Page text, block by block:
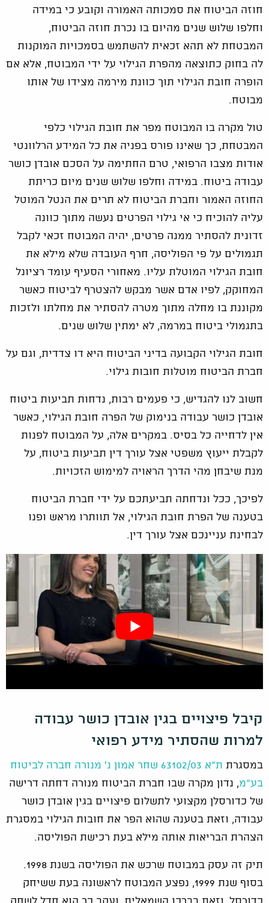
חוזה הביטוח את סמכותה האמורה וקובע כי במידה
וחלפו שלוש שנים מהיום בו נכרת חוזה הביטוח,
המבטחת לא תהא זכאית להשתמש בסמכויות המוקנות
לה בחוק כתוצאה מהפרת הגילוי על ידי המבוטח, אלא אם
הופרה חובת הגילוי תוך כוונת מירמה מצידו של אותו
מבוטח.
טול מקרה בו המבוטח מפר את חובת הגילוי כלפי
המבטחת, כך שאינו פורס בפניה את כל המידע הרלוונטי
אודות מצבו הרפואי, טרם החתימה על הסכם אובדן כושר
עבודה ביטוח. במידה וחלפו שלוש שנים מיום כריתת
החוזה האמור וחברת הביטוח לא תרים את הנטל המוטל
עליה להוכיח כי אי גילוי הפרטים נעשה מתוך כוונה
זדונית להסתיר ממנה פרטים, יהיה המבוטח זכאי לקבל
תגמולים על פי הפוליסה, חרף העובדה שלא מילא את
חובת הגילוי המוטלת עליו. מאחורי הסעיף עומד רציונל
המחוקק, לפיו אדם אשר מבקש להצטרף לביטוח כאשר
מקוננת בו מחלה מתוך מטרה להסתיר את מחלתו ולזכות
בתגמולי ביטוח במרמה, לא ימתין שלוש שנים.
חובת הגילוי הקבועה בדיני הביטוח היא דו צדדית, וגם על
חברת הביטוח מוטלות חובות גילוי.
חשוב לנו להגדיש, כי פעמים רבות, נדחות תביעות ביטוח
אובדן כושר עבודה בנימוק של הפרה חובת הגילוי, כאשר
אין לדחייה כל בסיס. במקרים אלה, על המבוטח לפנות
לקבלת ייעוץ משפטי אצל עורך דין תביעות ביטוח, על
מנת שיבחן מהי הדרך הראויה למימוש הזכויות.
לפיכך, ככל ונדחתה תביעתכם על ידי חברת הביטוח
בטענה של הפרת חובת הגילוי, אל תוותרו מראש ופנו
לבחינת עניינכם אצל עורך דין.
קיבל פיצויים בגין אובדן כושר עבודה
למרות שהסתיר מידע רפואי
במסגרת
ת"א 63102/03 שחר אמון נ' מנורה חברה לביטוח
בע"מ, נדון מקרה שבו חברת הביטוח מנורה דחתה דרישה
של כדורסלן מקצועי לתשלום פיצויים בגין אובדן כושר
עבודה, וזאת בטענה שהוא הפר את חובות הגילוי במסגרת
הצהרת הבריאות אותה מילא בעת רכישת הפוליסה.
תיק זה עסק במבוטח שרכש את הפוליסה בשנת 1998.
בסוף שנת 1999, נפצע המבוטח לראשונה בעת ששיחק